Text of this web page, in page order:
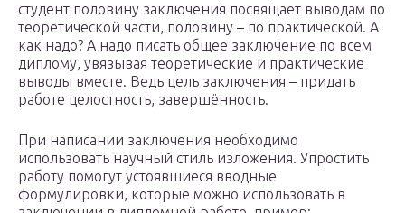
студент половину заключения посвящает выводам по
теоретической части, половину – по практической. А
как надо? А надо писать общее заключение по всем
диплому, увязывая теоретические и практические
выводы вместе. Ведь цель заключения – придать
работе целостность, завершённость.
При написании заключения необходимо
использовать научный стиль изложения. Упростить
работу помогут устоявшиеся вводные
формулировки, которые можно использовать в